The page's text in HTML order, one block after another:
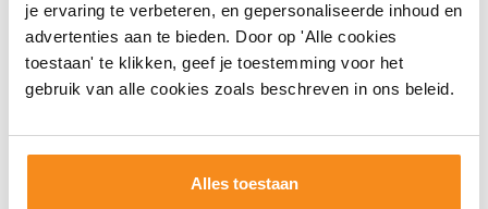
je ervaring te verbeteren, en gepersonaliseerde inhoud en
advertenties aan te bieden. Door op 'Alle cookies
toestaan' te klikken, geef je toestemming voor het
gebruik van alle cookies zoals beschreven in ons beleid.
Alles toestaan